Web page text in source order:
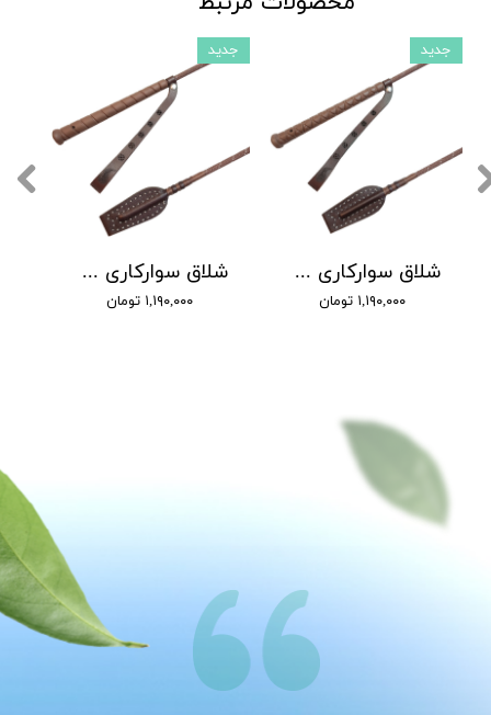
شلاق سوارکاری شادان - با بند مُچی چرمی، مدل سنگچین دسته اسپرت
۱,۱۹۰,۰۰۰ تومان
جدید
شلاق سوارکاری شادان - با بند مُچی چرمی، مدل سنگچین دسته کلاسیک
۱,۱۹۰,۰۰۰ تومان
جدید